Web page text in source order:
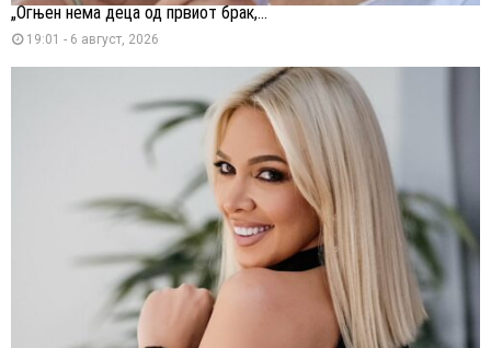
„Огњен нема деца од првиот брак,...
19:01 - 6 август, 2026